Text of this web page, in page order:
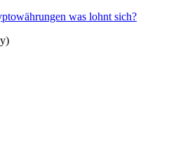
was lohnt sich?